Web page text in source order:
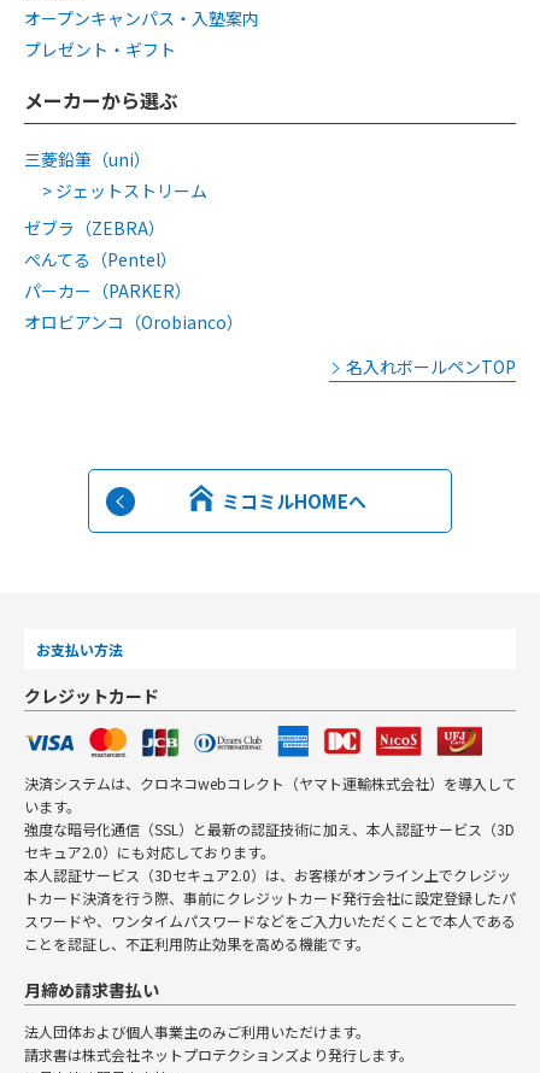
オープンキャンパス・入塾案内
プレゼント・ギフト
メーカーから選ぶ
三菱鉛筆（uni）
ジェットストリーム
ゼブラ（ZEBRA）
ぺんてる（Pentel）
パーカー（PARKER）
オロビアンコ（Orobianco）
名入れボールペンTOP
ミコミルHOMEへ
お支払い方法
クレジットカード
決済システムは、クロネコwebコレクト（ヤマト運輸株式会社）を導入して
います。
強度な暗号化通信（SSL）と最新の認証技術に加え、本人認証サービス（3D
セキュア2.0）にも対応しております。
本人認証サービス（3Dセキュア2.0）は、お客様がオンライン上でクレジッ
トカード決済を行う際、事前にクレジットカード発行会社に設定登録したパ
スワードや、ワンタイムパスワードなどをご入力いただくことで本人である
ことを認証し、不正利用防止効果を高める機能です。
月締め請求書払い
法人団体および個人事業主のみご利用いただけます。
請求書は株式会社ネットプロテクションズより発行します。